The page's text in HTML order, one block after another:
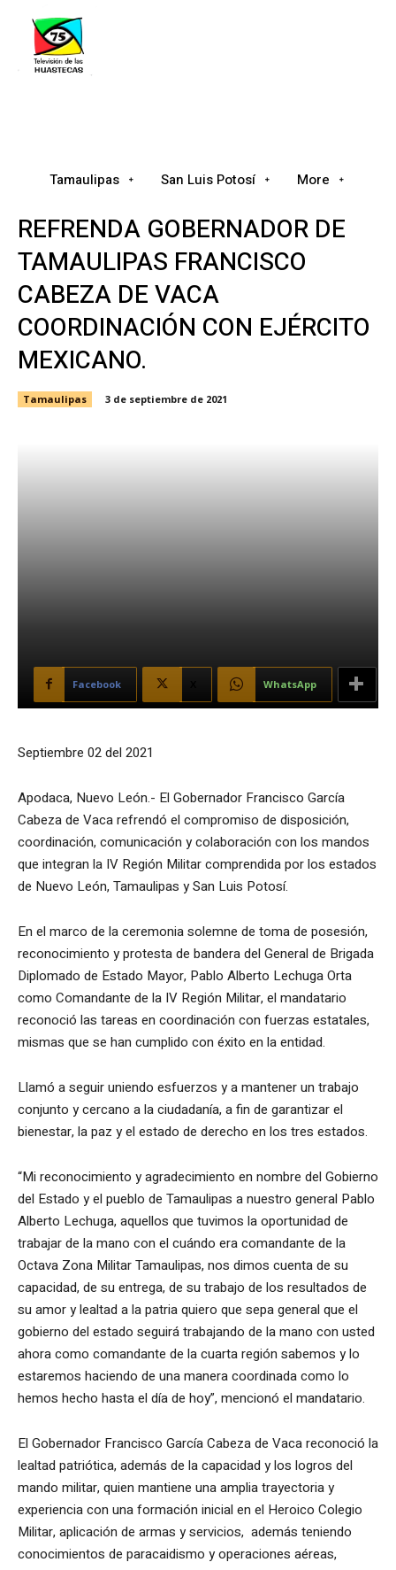
Tamaulipas San Luis Potosí More
REFRENDA GOBERNADOR DE
TAMAULIPAS FRANCISCO
CABEZA DE VACA
COORDINACIÓN CON EJÉRCITO
MEXICANO.
Tamaulipas 3 de septiembre de 2021
Facebook WhatsApp
Septiembre 02 del 2021
Apodaca, Nuevo León.- El Gobernador Francisco García
Cabeza de Vaca refrendó el compromiso de disposición,
coordinación, comunicación y colaboración con los mandos
que integran la IV Región Militar comprendida por los estados
de Nuevo León, Tamaulipas y San Luis Potosí.
En el marco de la ceremonia solemne de toma de posesión,
reconocimiento y protesta de bandera del General de Brigada
Diplomado de Estado Mayor, Pablo Alberto Lechuga Orta
como Comandante de la IV Región Militar, el mandatario
reconoció las tareas en coordinación con fuerzas estatales,
mismas que se han cumplido con éxito en la entidad.
Llamó a seguir uniendo esfuerzos y a mantener un trabajo
conjunto y cercano a la ciudadanía, a fin de garantizar el
bienestar, la paz y el estado de derecho en los tres estados.
“Mi reconocimiento y agradecimiento en nombre del Gobierno
del Estado y el pueblo de Tamaulipas a nuestro general Pablo
Alberto Lechuga, aquellos que tuvimos la oportunidad de
trabajar de la mano con el cuándo era comandante de la
Octava Zona Militar Tamaulipas, nos dimos cuenta de su
capacidad, de su entrega, de su trabajo de los resultados de
su amor y lealtad a la patria quiero que sepa general que el
gobierno del estado seguirá trabajando de la mano con usted
ahora como comandante de la cuarta región sabemos y lo
estaremos haciendo de una manera coordinada como lo
hemos hecho hasta el día de hoy”, mencionó el mandatario.
El Gobernador Francisco García Cabeza de Vaca reconoció la
lealtad patriótica, además de la capacidad y los logros del
mando militar, quien mantiene una amplia trayectoria y
experiencia con una formación inicial en el Heroico Colegio
Militar, aplicación de armas y servicios, además teniendo
conocimientos de paracaidismo y operaciones aéreas,